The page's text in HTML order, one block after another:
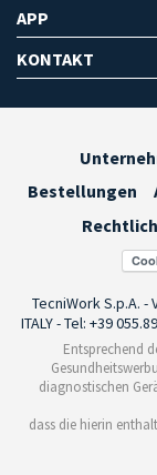
APP
KONTAKT
Bestellungen
TecniWork S.p.A. -
ITALY - Tel: +39
Entsprechend
diagnostischen
dass die hierin